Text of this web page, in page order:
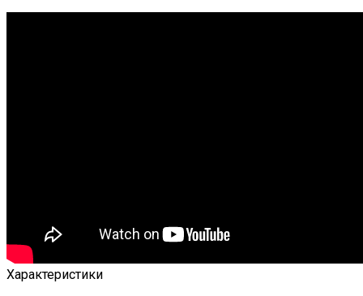
Характеристики